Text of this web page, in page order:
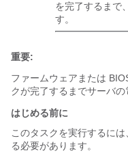
を完了するまで
す。
重要:
ファームウェアまたは
クが完了するまでサーバの
はじめる前に
このタスクを実行するに
る必要があります。